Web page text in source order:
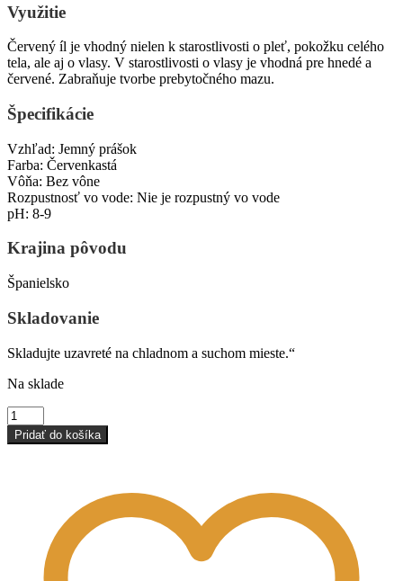
Využitie
Červený íl je vhodný nielen k starostlivosti o pleť, pokožku celého
tela, ale aj o vlasy. V starostlivosti o vlasy je vhodná pre hnedé a
červené. Zabraňuje tvorbe prebytočného mazu.
Špecifikácie
Vzhľad: Jemný prášok
Farba: Červenkastá
Vôňa: Bez vône
Rozpustnosť vo vode: Nie je rozpustný vo vode
pH: 8-9
Krajina pôvodu
Španielsko
Skladovanie
Skladujte uzavreté na chladnom a suchom mieste.“
Na sklade
množstvo
Íl
Červený
Pridať do košíka